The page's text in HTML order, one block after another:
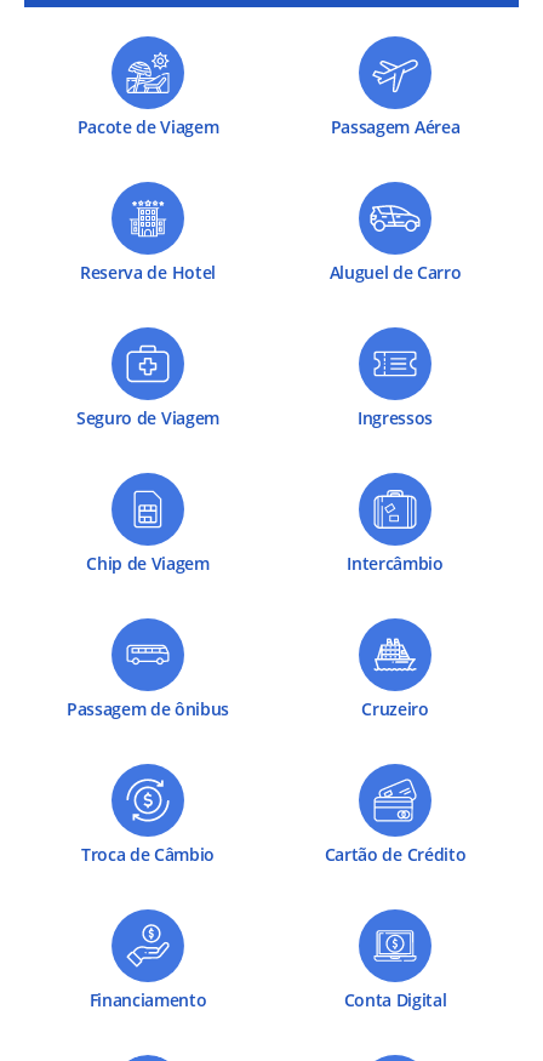
Pacote de Viagem Passagem Aérea
Reserva de Hotel Aluguel de Carro
Seguro de Viagem Ingressos
Chip de Viagem Intercâmbio
Passagem de ônibus Cruzeiro
Troca de Câmbio Cartão de Crédito
Financiamento Conta Digital